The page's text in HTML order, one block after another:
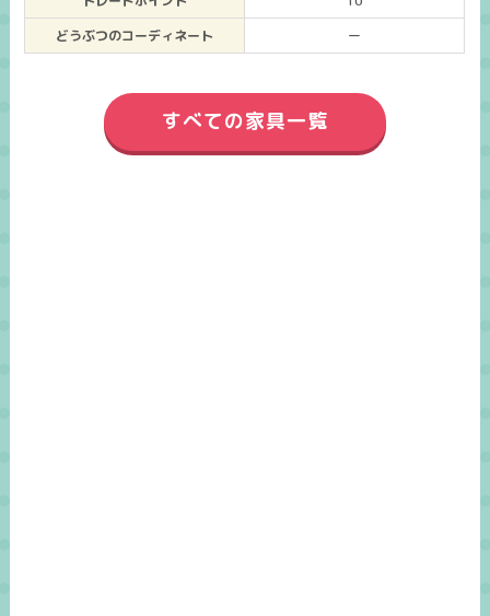
どうぶつのコーディネート
ー
すべての家具一覧